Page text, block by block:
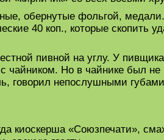
обернутые фольгой,
40 коп., которые скопить
пивной на углу. У
чайником. Но в чайнике был
говорил непослушными
киоскерша «Союзпечати»,